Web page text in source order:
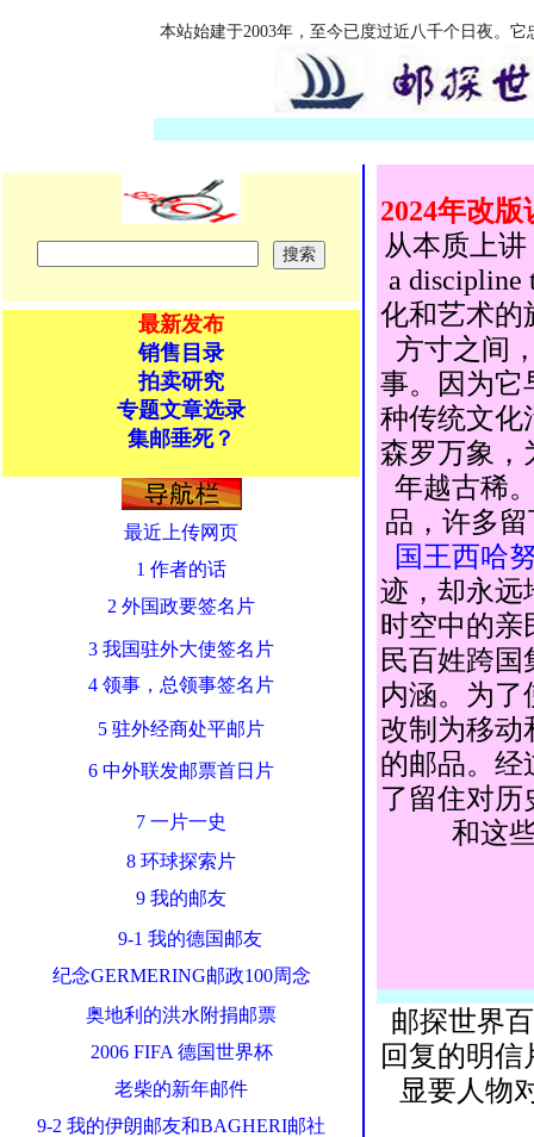
本站始建于2003年，至今已度过近八千个日夜。
最新发布
销售目录
拍卖研究
专题文章选录
集邮垂死？
最近上传网页
1 作者的话
2 外国政要签名片
3 我国驻外大使签名片
4 领事，总领事签名片
5 驻外经商处平邮片
6 中外联发邮票首日片
7 一片一史
8 环球探索片
9 我的邮友
9-1 我的德国邮友
纪念GERMERING邮政100周念
奥地利的洪水附捐邮票
2006 FIFA 德国世界杯
老柴的新年邮件
9-2 我的伊朗邮友和BAGHERI邮社
2024年改版
从本质上
a discipline
化和艺术的
方寸之间
事。因为它
种传统文化
森罗万象，
年越古稀
品，许多
国王西哈
迹，却永远
时空中的亲
民百姓跨
内涵。为了
改制为移动
的邮品。经
了留住对历
和这
邮探世界
回复的明
显要人物